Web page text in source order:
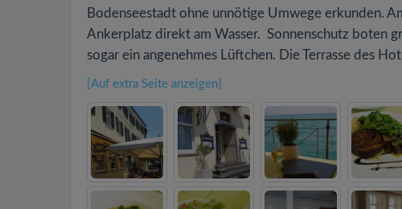
Bodenseestadt ohne unnötige Umwege erkunden.
Ankerplatz direkt am Wasser. Sonnenschutz boten
sogar ein angenehmes Lüftchen. Die Terrasse des
[Auf extra Seite anzeigen]